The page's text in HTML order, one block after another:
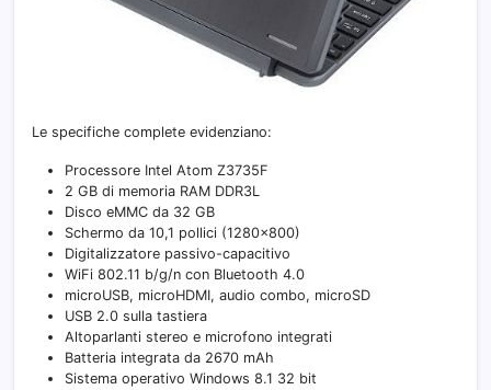
Le specifiche complete evidenziano:
Processore Intel Atom Z3735F
2 GB di memoria RAM DDR3L
Disco eMMC da 32 GB
Schermo da 10,1 pollici (1280×800)
Digitalizzatore passivo-capacitivo
WiFi 802.11 b/g/n con Bluetooth 4.0
microUSB, microHDMI, audio combo, microSD
USB 2.0 sulla tastiera
Altoparlanti stereo e microfono integrati
Batteria integrata da 2670 mAh
Sistema operativo Windows 8.1 32 bit